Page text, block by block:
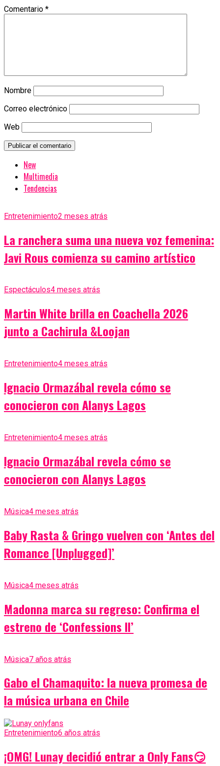
Comentario *
Nombre
Correo electrónico
Web
New
Multimedia
Tendencias
Entretenimiento2 meses atrás
La ranchera suma una nueva voz femenina:
Javi Rous comienza su camino artístico
Espectáculos4 meses atrás
Martin White brilla en Coachella 2026
junto a Cachirula &Loojan
Entretenimiento4 meses atrás
Ignacio Ormazábal revela cómo se
conocieron con Alanys Lagos
Entretenimiento4 meses atrás
Ignacio Ormazábal revela cómo se
conocieron con Alanys Lagos
Música4 meses atrás
Baby Rasta & Gringo vuelven con ‘Antes del
Romance [Unplugged]’
Música4 meses atrás
Madonna marca su regreso: Confirma el
estreno de ‘Confessions II’
Música7 años atrás
Gabo el Chamaquito: la nueva promesa de
la música urbana en Chile
Entretenimiento6 años atrás
¡OMG! Lunay decidió entrar a Only Fans😏